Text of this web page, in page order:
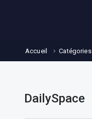
Accueil Catégories
DailySpace